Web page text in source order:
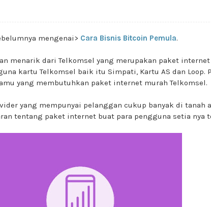
mengenai> Cara Bisnis Bitcoin Pemula.
menarik dari Telkomsel yang merupakan paket internet
kartu Telkomsel baik itu Simpati, Kartu AS dan Loop.
yang membutuhkan paket internet murah Telkomsel.
yang mempunyai pelanggan cukup banyak di tanah
tentang paket internet buat para pengguna setia nya